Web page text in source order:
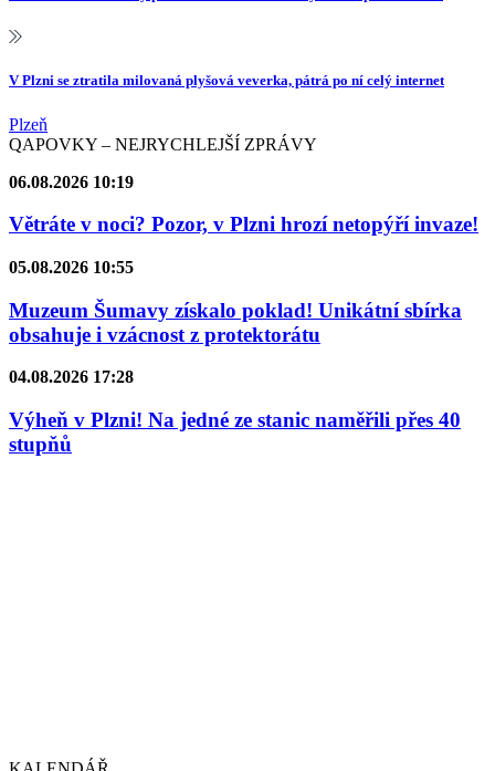
V Plzni se ztratila milovaná plyšová veverka, pátrá po ní celý internet
Plzeň
QAPOVKY – NEJRYCHLEJŠÍ ZPRÁVY
06.08.2026 10:19
Větráte v noci? Pozor, v Plzni hrozí netopýří invaze!
05.08.2026 10:55
Muzeum Šumavy získalo poklad! Unikátní sbírka
obsahuje i vzácnost z protektorátu
04.08.2026 17:28
Výheň v Plzni! Na jedné ze stanic naměřili přes 40
stupňů